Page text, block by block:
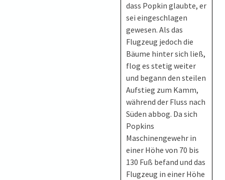
dass Popkin glaubte, er
sei eingeschlagen
gewesen. Als das
Flugzeug jedoch die
Bäume hinter sich ließ,
flog es stetig weiter
und begann den steilen
Aufstieg zum Kamm,
während der Fluss nach
Süden abbog. Da sich
Popkins
Maschinengewehr in
einer Höhe von 70 bis
130 Fuß befand und das
Flugzeug in einer Höhe